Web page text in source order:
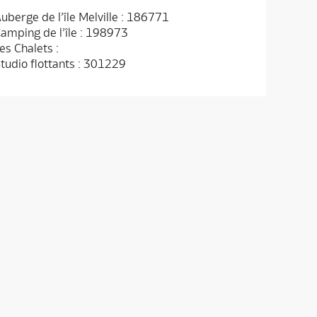
de l’île Melville : 186771
de l’île : 198973
Chalets :
flottants : 301229